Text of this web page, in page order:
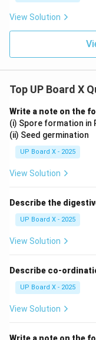
View Solution
Top UP Board X
Write a note on the
(i) Spore formation in
(ii) Seed germination
UP Board X - 2025
View Solution
Describe the
UP Board X - 2025
View Solution
Describe co-
UP Board X - 2025
View Solution